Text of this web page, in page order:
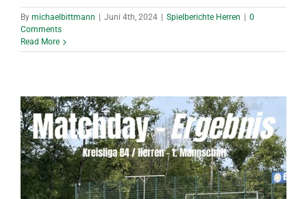
By michaelbittmann | Juni 4th, 2024 | Spielberichte Herren | 0
Comments
Read More